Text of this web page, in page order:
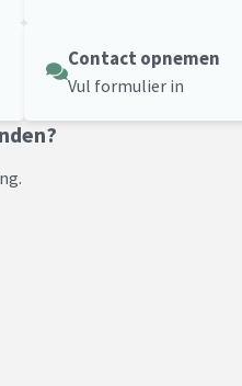
Contact opnemen
Vul formulier in